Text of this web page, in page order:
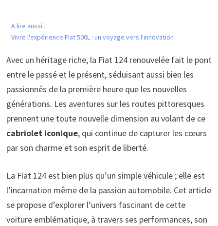
A lire aussi...
Vivre l'expérience Fiat 500L : un voyage vers l'innovation
Avec un héritage riche, la Fiat 124 renouvelée fait le pont
entre le passé et le présent, séduisant aussi bien les
passionnés de la première heure que les nouvelles
générations. Les aventures sur les routes pittoresques
prennent une toute nouvelle dimension au volant de ce
cabriolet iconique, qui continue de capturer les cœurs
par son charme et son esprit de liberté.
La Fiat 124 est bien plus qu’un simple véhicule ; elle est
l’incarnation même de la passion automobile. Cet article
se propose d’explorer l’univers fascinant de cette
voiture emblématique, à travers ses performances, son